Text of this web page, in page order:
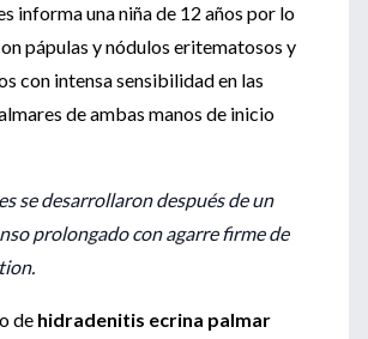
informa una niña de 12 años por lo
pápulas y nódulos eritematosos y
con intensa sensibilidad en las
de ambas manos de inicio
se desarrollaron después de un
prolongado con agarre firme de
de hidradenitis ecrina palmar